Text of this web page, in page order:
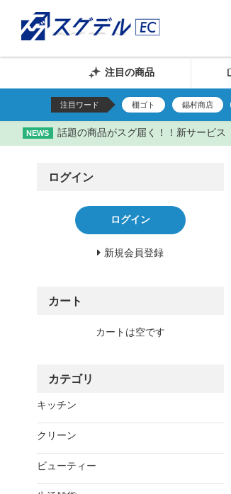
NEWS 話題の商品がスグ届く！！新サービス
注目の商品
注目ワード 棚ゴト 錫村商店
ログイン
ログイン
新規会員登録
カート
カートは空です
カテゴリ
キッチン
クリーン
ビューティー